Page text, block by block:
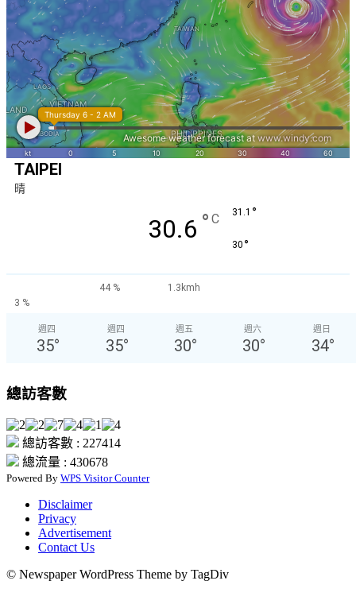
TAIPEI
晴
30.6 ° C 31.1 °
30 °
44 %
1.3kmh
3 %
週四
35°
週四
35°
週五
30°
週六
30°
週日
34°
總訪客數
總訪客數 : 227414
總流量 : 430678
Powered By WPS Visitor Counter
Disclaimer
Privacy
Advertisement
Contact Us
© Newspaper WordPress Theme by TagDiv